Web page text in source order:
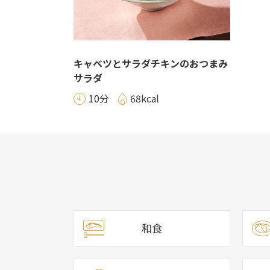
キャベツとサラダチキンのおつまみ
サラダ
10分
68kcal
和食